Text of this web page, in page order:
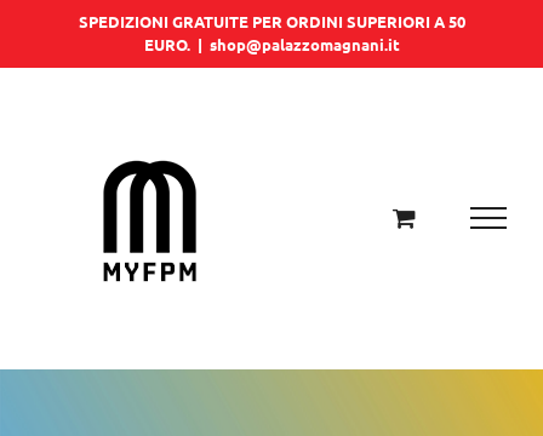
SPEDIZIONI GRATUITE PER ORDINI SUPERIORI A 50
EURO. | shop@palazzomagnani.it